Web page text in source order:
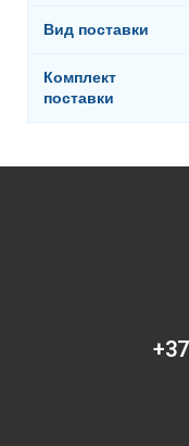
Вид поставки
Комплект
поставки